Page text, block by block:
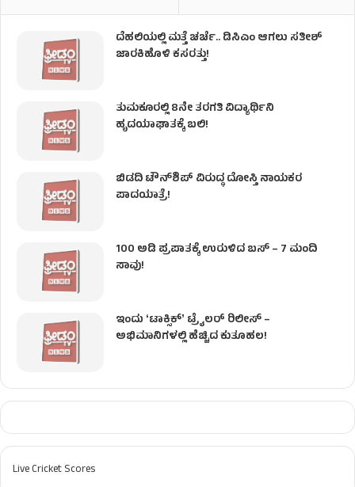
ದೆಹಲಿಯಲ್ಲಿ ಮತ್ತೆ ಚರ್ಚೆ.. ಡಿಸಿಎಂ ಆಗಲು ಸತೀಶ್
ಜಾರಕಿಹೊಳಿ ಕಸರತ್ತು!
ತುಮಕೂರಲ್ಲಿ 8ನೇ ತರಗತಿ ವಿದ್ಯಾರ್ಥಿನಿ
ಹೃದಯಾಘಾತಕ್ಕೆ ಬಲಿ!
ಬಿಡದಿ ಟೌನ್‌ಶಿಪ್‌ ವಿರುದ್ಧ ದೋಸ್ತಿ ನಾಯಕರ
ಪಾದಯಾತ್ರೆ!
100 ಅಡಿ ಪ್ರಪಾತಕ್ಕೆ ಉರುಳಿದ ಬಸ್‌ – 7 ಮಂದಿ
ಸಾವು!
ಇಂದು ʻಟಾಕ್ಸಿಕ್ʼ ಟ್ರೈಲರ್ ರಿಲೀಸ್‌ –
ಅಭಿಮಾನಿಗಳಲ್ಲಿ ಹೆಚ್ಚಿದ ಕುತೂಹಲ!
Live Cricket Scores